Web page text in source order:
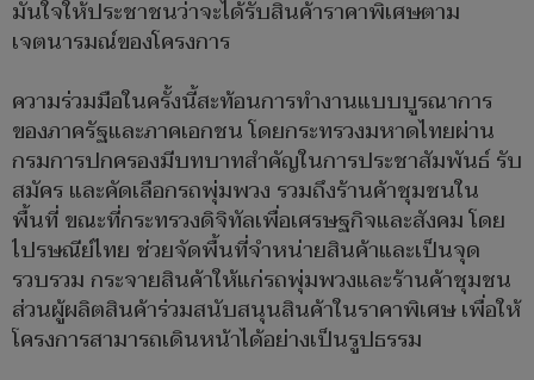
มั่นใจให้ประชาชนว่าจะได้รับสินค้าราคาพิเศษตาม
เจตนารมณ์ของโครงการ
ความร่วมมือในครั้งนี้สะท้อนการทำงานแบบบูรณาการ
ของภาครัฐและภาคเอกชน โดยกระทรวงมหาดไทยผ่าน
กรมการปกครองมีบทบาทสำคัญในการประชาสัมพันธ์ รับ
สมัคร และคัดเลือกรถพุ่มพวง รวมถึงร้านค้าชุมชนใน
พื้นที่ ขณะที่กระทรวงดิจิทัลเพื่อเศรษฐกิจและสังคม โดย
ไปรษณีย์ไทย ช่วยจัดพื้นที่จำหน่ายสินค้าและเป็นจุด
รวบรวม กระจายสินค้าให้แก่รถพุ่มพวงและร้านค้าชุมชน
ส่วนผู้ผลิตสินค้าร่วมสนับสนุนสินค้าในราคาพิเศษ เพื่อให้
โครงการสามารถเดินหน้าได้อย่างเป็นรูปธรรม